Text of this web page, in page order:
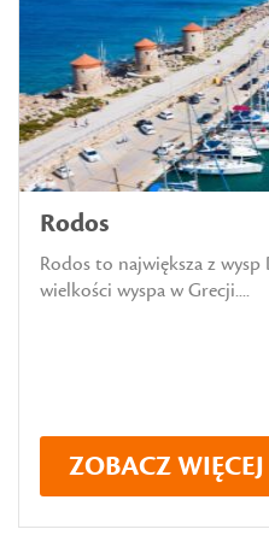
Rodos
Rodos to największa z
wielkości wyspa w Grecji....
ZOBACZ WIĘCEJ